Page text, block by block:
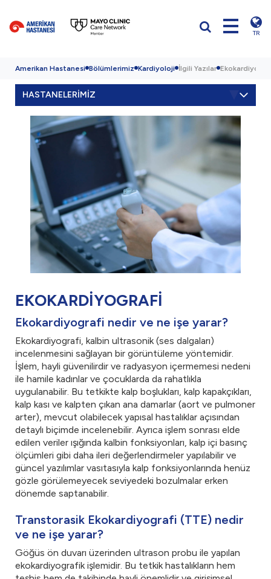
TR
Amerikan Hastanesi Bölümlerimiz Kardiyoloji İlgili Yazılar
HASTANELERİMİZ
EKOKARDİYOGRAFİ
Ekokardiyografi nedir ve ne işe yarar?
Ekokardiyografi, kalbin ultrasonik (ses dalgaları)
incelenmesini sağlayan bir görüntüleme yöntemidir.
İşlem, hayli güvenilirdir ve radyasyon içermemesi nedeni
ile hamile kadınlar ve çocuklarda da rahatlıkla
uygulanabilir. Bu tetkikte kalp boşlukları, kalp kapakçıkları,
kalp kası ve kalpten çıkan ana damarlar (aort ve pulmoner
arter), mevcut olabilecek yapısal hastalıklar açısından
detaylı biçimde incelenebilir. Ayrıca işlem sonrası elde
edilen veriler ışığında kalbin fonksiyonları, kalp içi basınç
ölçümleri gibi daha ileri değerlendirmeler yapılabilir ve
güncel yazılımlar vasıtasıyla kalp fonksiyonlarında henüz
gözle görülemeyecek seviyedeki bozulmalar erken
dönemde saptanabilir.
Transtorasik Ekokardiyografi (TTE) nedir
ve ne işe yarar?
Göğüs ön duvarı üzerinden ultrason probu ile yapılan
ekokardiyografik işlemidir. Bu tetkik hastalıkların hem